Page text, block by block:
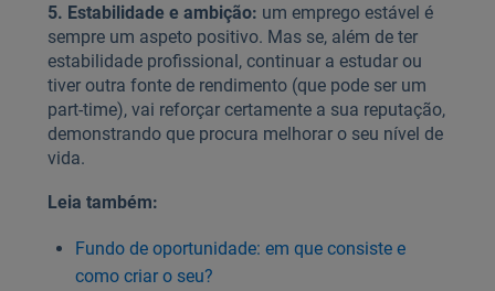
5. Estabilidade e ambição: um emprego estável é
sempre um aspeto positivo. Mas se, além de ter
estabilidade profissional, continuar a estudar ou
tiver outra fonte de rendimento (que pode ser um
part-time), vai reforçar certamente a sua reputação,
demonstrando que procura melhorar o seu nível de
vida.
Leia também:
Fundo de oportunidade: em que consiste e
como criar o seu?